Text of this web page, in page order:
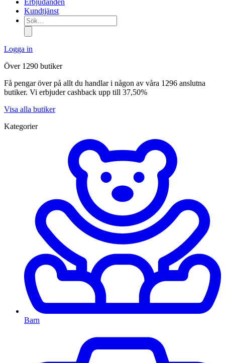
Erbjudanden
Kundtjänst
Sök...
Logga in
Över 1290 butiker
Få pengar över på allt du handlar i någon av våra 1296 anslutna
butiker. Vi erbjuder cashback upp till 37,50%
Visa alla butiker
Kategorier
Barn